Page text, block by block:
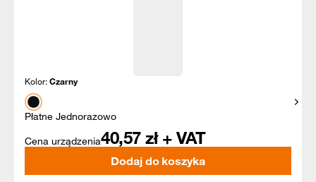
Kolor:Czarny
Płatne Jednorazowo
Cena urządzenia40,57 zł + VAT
Dodaj do koszyka